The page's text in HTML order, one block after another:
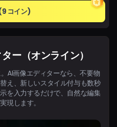
コイン)
ー（オンライン）
AI画像エディターなら、不要物
え、新しいスタイル付与も数秒
を入力するだけで、自然な編集
現します。